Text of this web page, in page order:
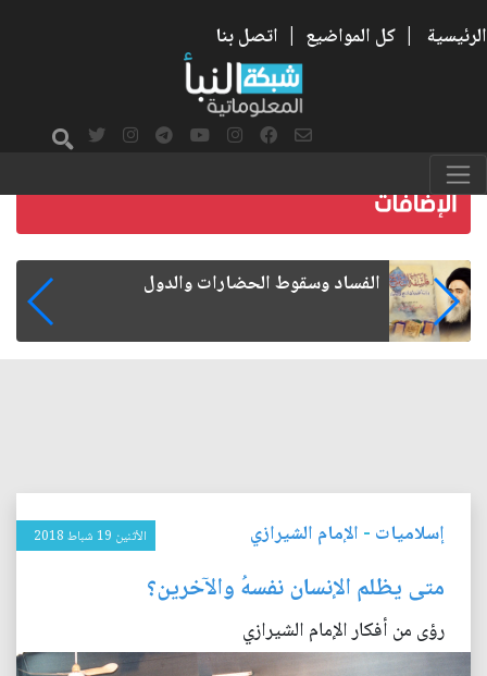
الرئيسية | كل المواضيع | اتصل بنا
رواتب الموظفين على صفيح ساخن
إسلاميات - الإمام الشيرازي الأثنين 19 شباط 2018
متى يظلم الإنسان نفسهُ والآخرين؟
رؤى من أفكار الإمام الشيرازي